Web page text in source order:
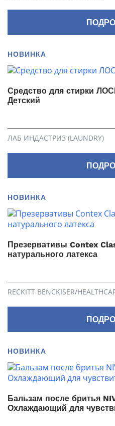
НОВИНКА
Средство для стирки
Детский
ЛАБ ИНДАСТРИЗ (LAUNDRY)
НОВИНКА
Презервативы Contex
натурального латекса
RECKITT BENCKISER/
НОВИНКА
Бальзам после бритья
Охлаждающий для